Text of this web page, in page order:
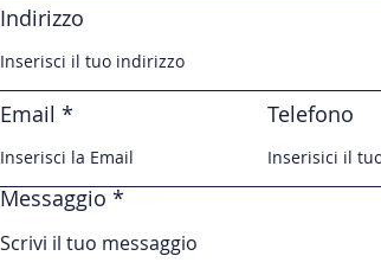
Indirizzo
Email Telefono
Messaggio